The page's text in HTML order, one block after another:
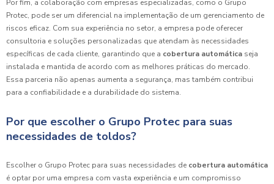
Por fim, a colaboração com empresas especializadas, como o Grupo
Protec, pode ser um diferencial na implementação de um gerenciamento de
riscos eficaz. Com sua experiência no setor, a empresa pode oferecer
consultoria e soluções personalizadas que atendam às necessidades
específicas de cada cliente, garantindo que a cobertura automática seja
instalada e mantida de acordo com as melhores práticas do mercado.
Essa parceria não apenas aumenta a segurança, mas também contribui
para a confiabilidade e a durabilidade do sistema.
Por que escolher o Grupo Protec para suas
necessidades de toldos?
Escolher o Grupo Protec para suas necessidades de cobertura automática
é optar por uma empresa com vasta experiência e um compromisso